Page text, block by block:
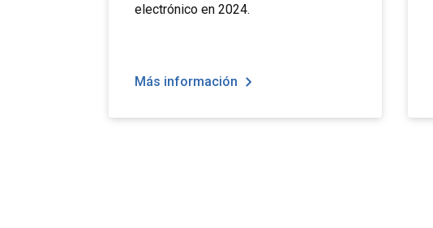
electrónico en 2024.
Más información